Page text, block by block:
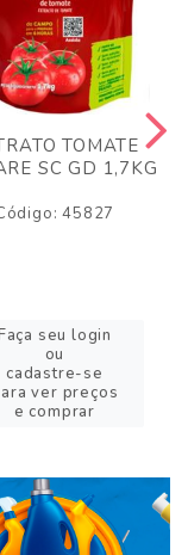
TOMATE
SC GD 1,7KG
45827
seu login
ou
cadastre-se
ver preços
e comprar